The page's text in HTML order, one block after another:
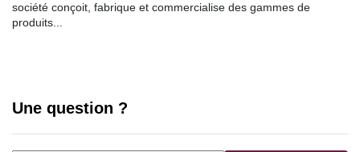
société conçoit, fabrique et commercialise des gammes de
produits...
Une question ?